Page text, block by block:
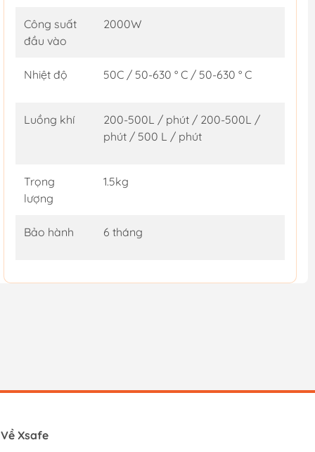
Công suất
đầu vào
2000W
Nhiệt độ 50C / 50-630 ° C / 50-630 ° C
Luồng khí
200-500L / phút / 200-500L /
phút / 500 L / phút
Trọng
lượng
1.5kg
Bảo hành 6 tháng
Về Xsafe